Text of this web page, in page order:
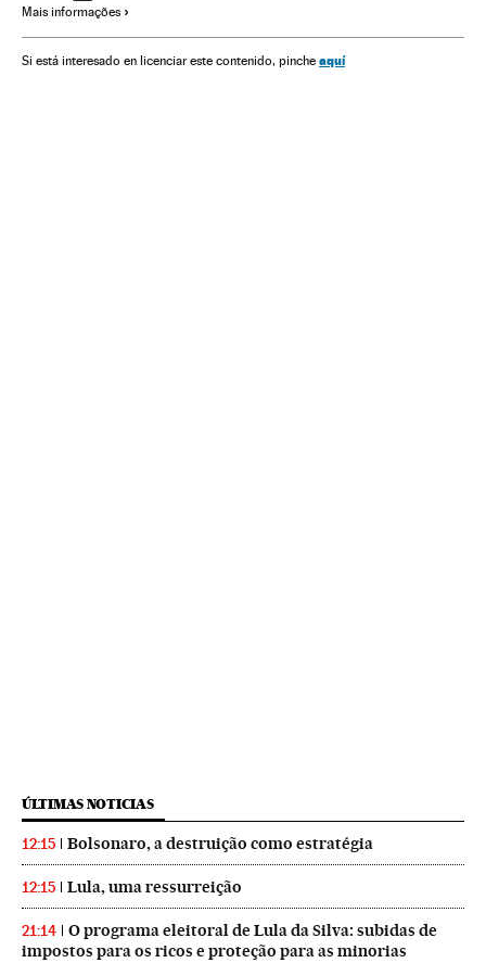
Mais informações
Si está interesado en licenciar este contenido, pinche aquí
ÚLTIMAS NOTICIAS
12:15 Bolsonaro, a destruição como estratégia
12:15 Lula, uma ressurreição
21:14
O programa eleitoral de Lula da Silva: subidas de
impostos para os ricos e proteção para as minorias